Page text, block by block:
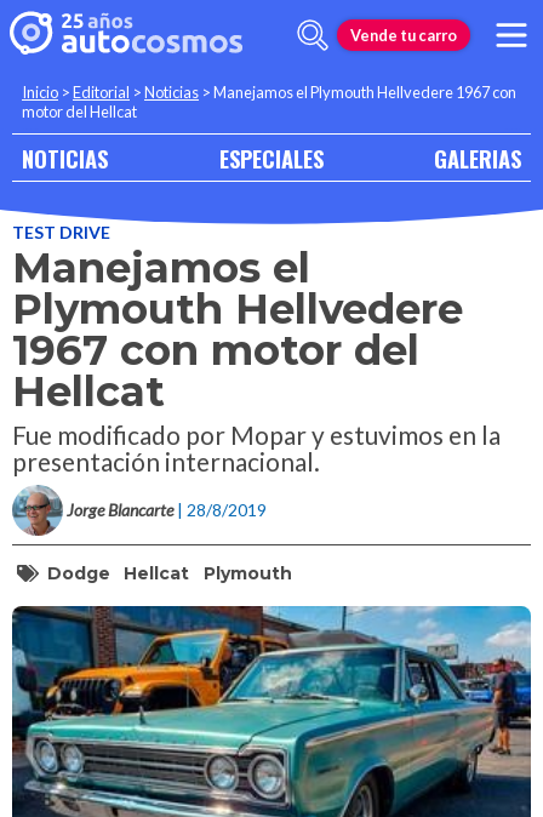
Vende tu carro
Inicio >Editorial >Noticias >Manejamos el Plymouth Hellvedere 1967 con
motor del Hellcat
NOTICIAS ESPECIALES GALERIAS
TEST DRIVE
Manejamos el
Plymouth Hellvedere
1967 con motor del
Hellcat
Fue modificado por Mopar y estuvimos en la
presentación internacional.
Jorge Blancarte | 28/8/2019
Dodge Hellcat Plymouth